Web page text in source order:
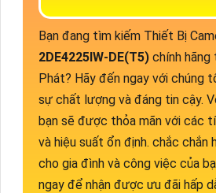
Bạn đang tìm kiếm Thiết Bị
2DE4225IW-DE(T5) chính hãng
Phát? Hãy đến ngay với chúng
sự chất lượng và đáng tin cậy.
bạn sẽ được thỏa mãn với các
và hiệu suất ổn định. chắc chắn
cho gia đình và công việc của
ngay để nhận được ưu đãi hấp